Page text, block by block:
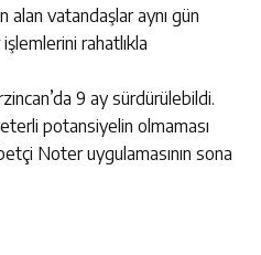
alan vatandaşlar aynı gün
rahatlıkla
9 ay sürdürülebildi.
potansiyelin olmaması
Noter uygulamasının sona